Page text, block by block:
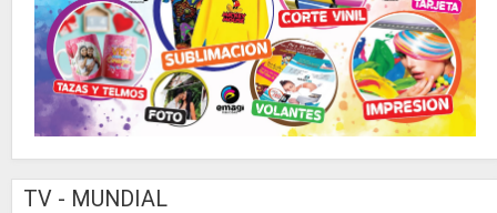
TV - MUNDIAL